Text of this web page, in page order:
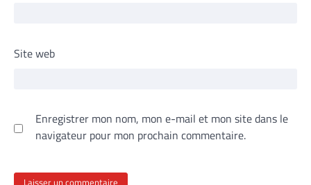
Site web
Enregistrer mon nom, mon e-mail et mon site dans le
navigateur pour mon prochain commentaire.